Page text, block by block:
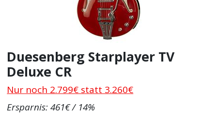
Duesenberg Starplayer TV
Deluxe CR
Nur noch 2.799€ statt 3.260€
Ersparnis: 461€ / 14%